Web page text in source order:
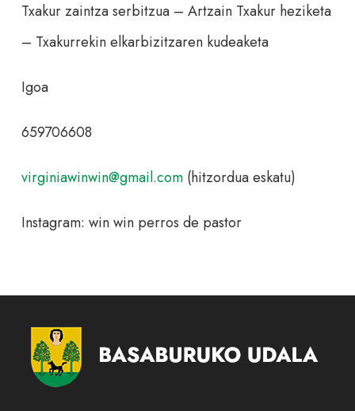
Txakur zaintza serbitzua – Artzain Txakur heziketa
– Txakurrekin elkarbizitzaren kudeaketa
Igoa
659706608
virginiawinwin@gmail.com (hitzordua eskatu)
Instagram: win win perros de pastor